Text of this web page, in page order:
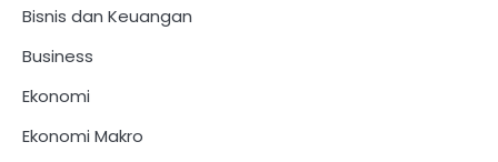
Bisnis dan Keuangan
Business
Ekonomi
Ekonomi Makro